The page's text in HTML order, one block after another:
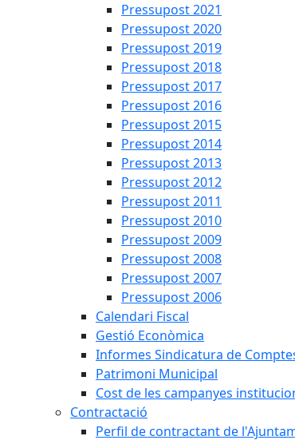
Pressupost 2021
Pressupost 2020
Pressupost 2019
Pressupost 2018
Pressupost 2017
Pressupost 2016
Pressupost 2015
Pressupost 2014
Pressupost 2013
Pressupost 2012
Pressupost 2011
Pressupost 2010
Pressupost 2009
Pressupost 2008
Pressupost 2007
Pressupost 2006
Calendari Fiscal
Gestió Econòmica
Informes Sindicatura de
Patrimoni Municipal
Cost de les campanyes
Contractació
Perfil de contractant de